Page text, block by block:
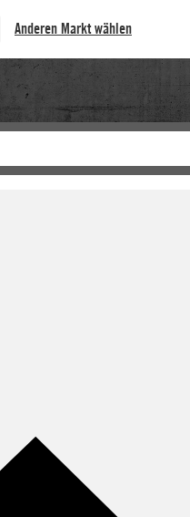
Anderen Markt wählen